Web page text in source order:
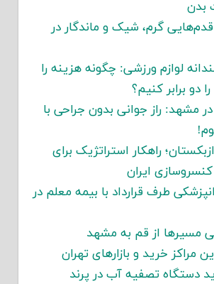
بدن
گرم، شیک و ماندگار در
لوازم ورزشی: چگونه هزینه را
برابر کنیم؟
مشهد: راز جوانی بدون جراحی با
راهکار استراتژیک برای
ایران
طرف قرارداد با بیمه معلم در
مسیرها از قم به مشهد
مراکز خرید و بازارهای تهران
دستگاه تصفیه آب در پرند